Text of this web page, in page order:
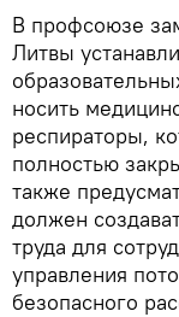
В профсоюзе
Литвы
носить
респираторы,
полностью
также
должен
труда для
управления
безопасного